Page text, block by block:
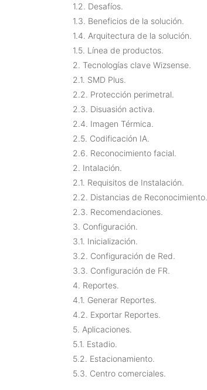
1.2. Desafíos.
1.3. Beneficios de la solución.
1.4. Arquitectura de la solución.
1.5. Línea de productos.
2. Tecnologías clave Wizsense.
2.1. SMD Plus.
2.2. Protección perimetral.
2.3. Disuasión activa.
2.4. Imagen Térmica.
2.5. Codificación IA.
2.6. Reconocimiento facial.
2. Intalación.
2.1. Requisitos de Instalación.
2.2. Distancias de Reconocimiento.
2.3. Recomendaciones.
3. Configuración.
3.1. Inicialización.
3.2. Configuración de Red.
3.3. Configuración de FR.
4. Reportes.
4.1. Generar Reportes.
4.2. Exportar Reportes.
5. Aplicaciones.
5.1. Estadio.
5.2. Estacionamiento.
5.3. Centro comerciales.